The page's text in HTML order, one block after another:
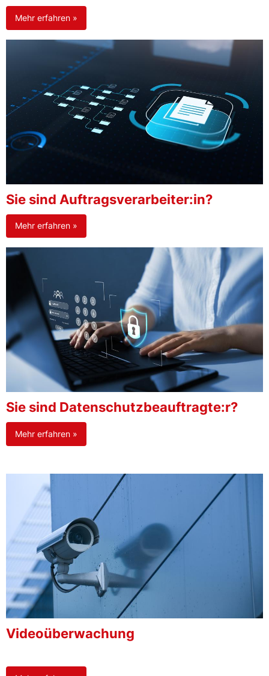
Mehr erfahren »
Sie sind Auftragsverarbeiter:in?
Mehr erfahren »
Sie sind Datenschutzbeauftragte:r?
Mehr erfahren »
Videoüberwachung